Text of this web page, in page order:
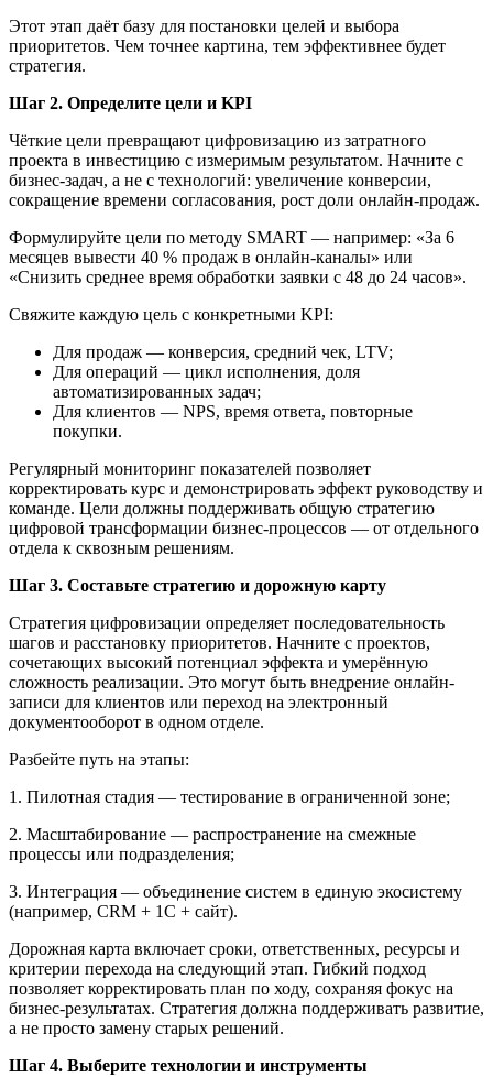
Этот этап даёт базу для постановки целей и выбора
приоритетов. Чем точнее картина, тем эффективнее будет
стратегия.
Шаг 2. Определите цели и KPI
Чёткие цели превращают цифровизацию из затратного
проекта в инвестицию с измеримым результатом. Начните с
бизнес-задач, а не с технологий: увеличение конверсии,
сокращение времени согласования, рост доли онлайн-продаж.
Формулируйте цели по методу SMART — например: «За 6
месяцев вывести 40 % продаж в онлайн-каналы» или
«Снизить среднее время обработки заявки с 48 до 24 часов».
Свяжите каждую цель с конкретными KPI:
Для продаж — конверсия, средний чек, LTV;
Для операций — цикл исполнения, доля
автоматизированных задач;
Для клиентов — NPS, время ответа, повторные
покупки.
Регулярный мониторинг показателей позволяет
корректировать курс и демонстрировать эффект руководству и
команде. Цели должны поддерживать общую стратегию
цифровой трансформации бизнес-процессов — от отдельного
отдела к сквозным решениям.
Шаг 3. Составьте стратегию и дорожную карту
Стратегия цифровизации определяет последовательность
шагов и расстановку приоритетов. Начните с проектов,
сочетающих высокий потенциал эффекта и умерённую
сложность реализации. Это могут быть внедрение онлайн-
записи для клиентов или переход на электронный
документооборот в одном отделе.
Разбейте путь на этапы:
1. Пилотная стадия — тестирование в ограниченной зоне;
2. Масштабирование — распространение на смежные
процессы или подразделения;
3. Интеграция — объединение систем в единую экосистему
(например, CRM + 1С + сайт).
Дорожная карта включает сроки, ответственных, ресурсы и
критерии перехода на следующий этап. Гибкий подход
позволяет корректировать план по ходу, сохраняя фокус на
бизнес-результатах. Стратегия должна поддерживать развитие,
а не просто замену старых решений.
Шаг 4. Выберите технологии и инструменты